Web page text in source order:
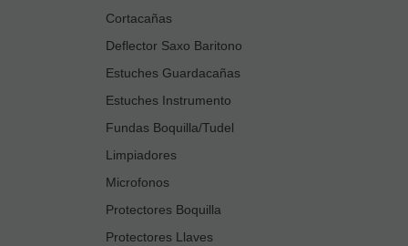
Cortacañas
Deflector Saxo Baritono
Estuches Guardacañas
Estuches Instrumento
Fundas Boquilla/Tudel
Limpiadores
Microfonos
Protectores Boquilla
Protectores Llaves